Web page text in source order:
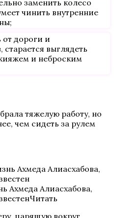
заменить колесо
чинить внутренние
от дороги и
выглядеть
и неброским
тяжелую работу, но
чем сидеть за рулем
Ахмеда Алиасхабова,
царящую вокруг